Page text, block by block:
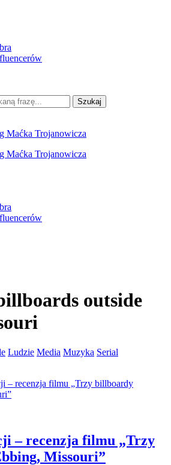
outside
Ludzie Media Muzyka Serial
– recenzja filmu „Trzy
Missouri”